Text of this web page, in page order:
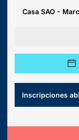
Casa SAO -
Inscripciones